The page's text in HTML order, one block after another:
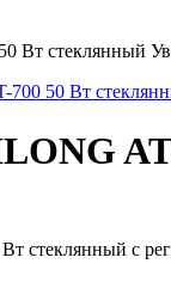
стеклянный с